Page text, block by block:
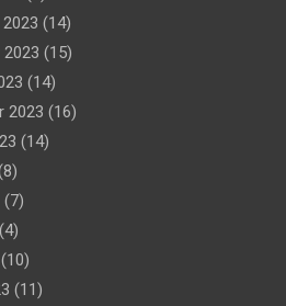
(14)
(15)
(14)
2023 (16)
(14)
(7)
(4)
(10)
(11)